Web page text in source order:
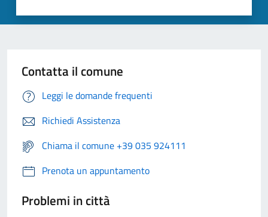
Contatta il comune
Leggi le domande frequenti
Richiedi Assistenza
Chiama il comune +39 035 924111
Prenota un appuntamento
Problemi in città